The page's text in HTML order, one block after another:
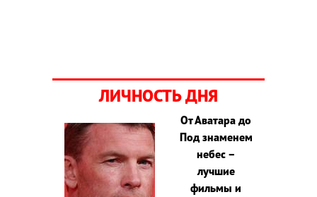
ЛИЧНОСТЬ ДНЯ
От Аватара до
Под знаменем
небес –
лучшие
фильмы и